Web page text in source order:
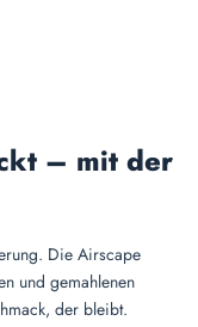
– mit der
Die Airscape
und gemahlenen
der bleibt.